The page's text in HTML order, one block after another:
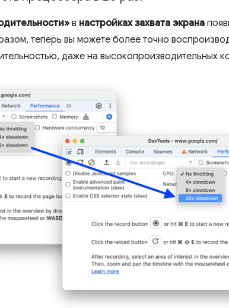
в настройках захвата экрана
теперь вы можете более точно
даже на высокопроизводительных